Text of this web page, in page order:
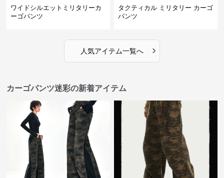
ワイドシルエットミリタリーカ
ーゴパンツ
タクティカル ミリタリー カーゴ
パンツ
人気アイテム一覧へ ›
カーゴパンツ迷彩の新着アイテム